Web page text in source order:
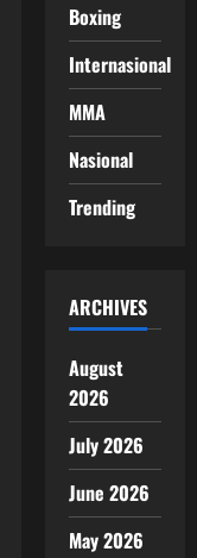
Boxing
Internasional
MMA
Nasional
Trending
ARCHIVES
August
2026
July 2026
June 2026
May 2026